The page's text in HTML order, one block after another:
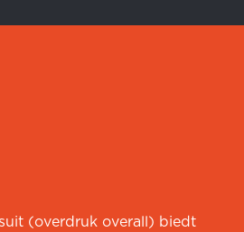
(overdruk overall) biedt